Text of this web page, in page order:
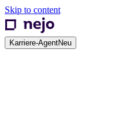
Skip to content
Karriere-AgentNeu